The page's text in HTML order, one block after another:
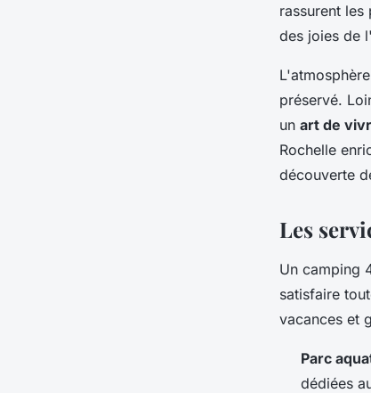
rassurent
des joies de
préservé.
un art de
Rochelle
découverte
Les
Un camping
satisfaire
vacances et
Parc
dédiées